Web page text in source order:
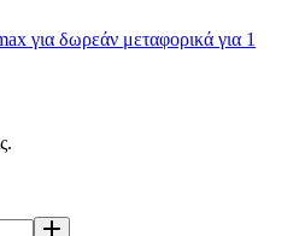
για δωρεάν μεταφορικά για 1